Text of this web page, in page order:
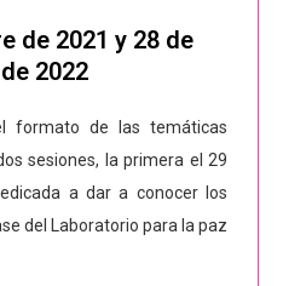
de 2021 y 28 de
2022
formato de las temáticas
sesiones, la primera el 29
a dar a conocer los
del Laboratorio para la paz